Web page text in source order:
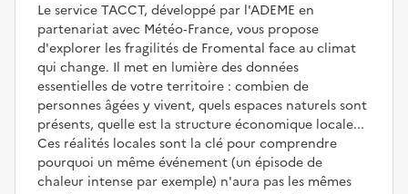
Le service TACCT, développé par l'ADEME en
partenariat avec Météo‑France, vous propose
d'explorer les fragilités de Fromental face au climat
qui change. Il met en lumière des données
essentielles de votre territoire : combien de
personnes âgées y vivent, quels espaces naturels sont
présents, quelle est la structure économique locale...
Ces réalités locales sont la clé pour comprendre
pourquoi un même événement (un épisode de
chaleur intense par exemple) n'aura pas les mêmes